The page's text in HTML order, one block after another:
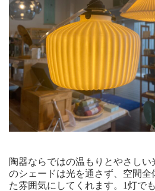
陶器ならではの温もりとやさし
のシェードは光を通さず、空間
た雰囲気にしてくれます。1灯で